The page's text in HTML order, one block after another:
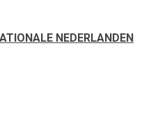
NEDERLANDEN